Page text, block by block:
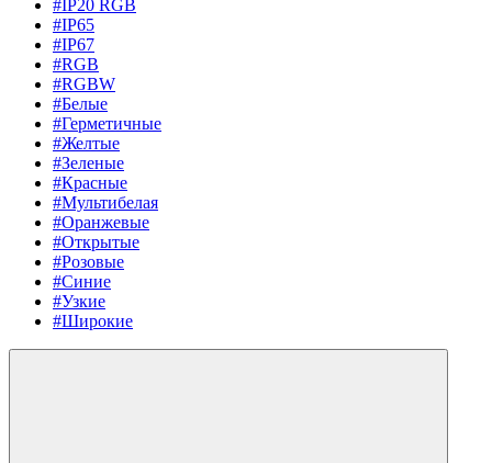
#IP20 RGB
#IP65
#IP67
#RGB
#RGBW
#Белые
#Герметичные
#Желтые
#Зеленые
#Красные
#Мультибелая
#Оранжевые
#Открытые
#Розовые
#Синие
#Узкие
#Широкие